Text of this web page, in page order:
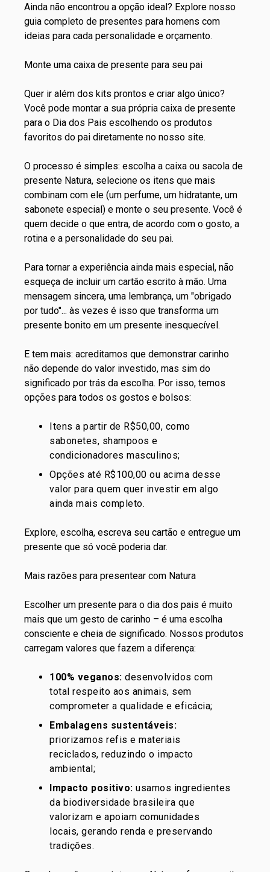
Ainda não encontrou a opção ideal? Explore nosso
guia completo de presentes para homens com
ideias para cada personalidade e orçamento.
Monte uma caixa de presente para seu pai
Quer ir além dos kits prontos e criar algo único?
Você pode montar a sua própria caixa de presente
para o Dia dos Pais escolhendo os produtos
favoritos do pai diretamente no nosso site.
O processo é simples: escolha a caixa ou sacola de
presente Natura, selecione os itens que mais
combinam com ele (um perfume, um hidratante, um
sabonete especial) e monte o seu presente. Você é
quem decide o que entra, de acordo com o gosto, a
rotina e a personalidade do seu pai.
Para tornar a experiência ainda mais especial, não
esqueça de incluir um cartão escrito à mão. Uma
mensagem sincera, uma lembrança, um "obrigado
por tudo"... às vezes é isso que transforma um
presente bonito em um presente inesquecível.
E tem mais: acreditamos que demonstrar carinho
não depende do valor investido, mas sim do
significado por trás da escolha. Por isso, temos
opções para todos os gostos e bolsos:
Itens a partir de R$50,00, como
sabonetes, shampoos e
condicionadores masculinos;
Opções até R$100,00 ou acima desse
valor para quem quer investir em algo
ainda mais completo.
Explore, escolha, escreva seu cartão e entregue um
presente que só você poderia dar.
Mais razões para presentear com Natura
Escolher um presente para o dia dos pais é muito
mais que um gesto de carinho – é uma escolha
consciente e cheia de significado. Nossos produtos
carregam valores que fazem a diferença:
100% veganos: desenvolvidos com
total respeito aos animais, sem
comprometer a qualidade e eficácia;
Embalagens sustentáveis:
priorizamos refis e materiais
reciclados, reduzindo o impacto
ambiental;
Impacto positivo: usamos ingredientes
da biodiversidade brasileira que
valorizam e apoiam comunidades
locais, gerando renda e preservando
tradições.